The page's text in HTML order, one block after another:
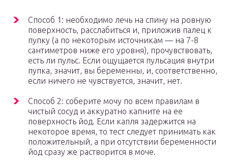
Способ 1: необходимо лечь на спину на ровную
поверхность, расслабиться и, приложив палец к
пупку (а по некоторым источникам — на 7-8
сантиметров ниже его уровня), прочувствовать,
есть ли пульс. Если ощущается пульсация внутри
пупка, значит, вы беременны, и, соответственно,
если ничего не чувствуется, значит, нет.
Способ 2: соберите мочу по всем правилам в
чистый сосуд и аккуратно капните на ее
поверхность йод. Если капля задержится на
некоторое время, то тест следует принимать как
положительный, а при отсутствии беременности
йод сразу же растворится в моче.